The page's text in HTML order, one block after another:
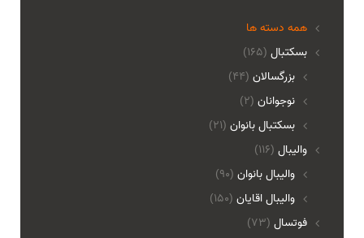
همه دسته ها
(165) بسکتبال
بزرگسالان (44)
نوجوانان (2)
بسکتبال بانوان (21)
(116) والیبال
واليبال بانوان (90)
واليبال اقايان (150)
(73) فوتسال